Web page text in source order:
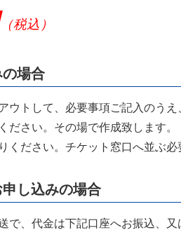
（税込）
場合
ウトして、必要事項ご記入のう
ださい。その場で作成致します。
ください。チケット窓口へ並ぶ必
し込みの場合
で、代金は下記口座へお振込、